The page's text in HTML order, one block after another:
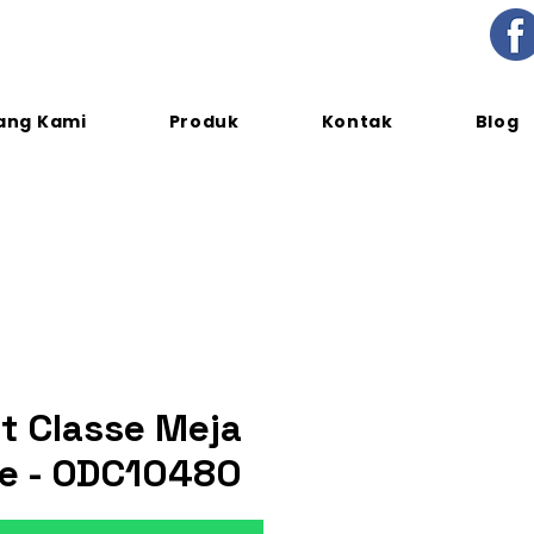
Kami Produk Kontak Blog
Classe Meja
- ODC10480